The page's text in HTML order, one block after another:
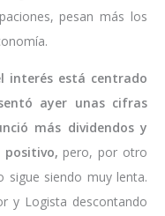
pesan más los
interés está centrado
ayer unas cifras
más dividendos y
positivo, pero, por otro
sigue siendo muy lenta.
y Logista descontando